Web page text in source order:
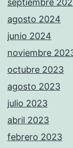
septiembre
agosto 2024
junio 2024
noviembre
octubre 2023
agosto 2023
julio 2023
abril 2023
febrero 2023